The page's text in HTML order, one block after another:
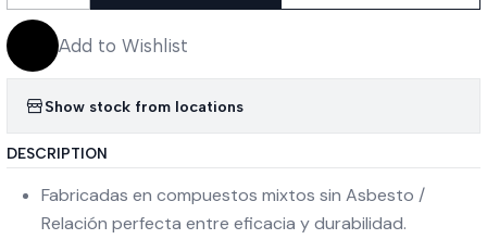
Add to Wishlist
Show stock from locations
DESCRIPTION
Fabricadas en compuestos mixtos sin Asbesto /
Relación perfecta entre eficacia y durabilidad.